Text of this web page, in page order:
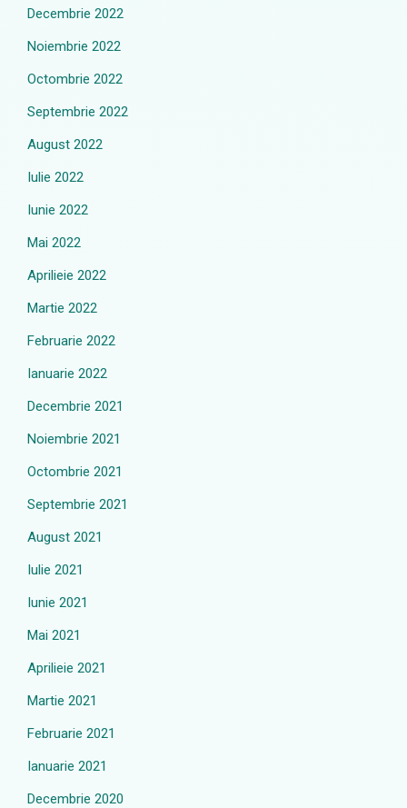
Decembrie 2022
Noiembrie 2022
Octombrie 2022
Septembrie 2022
August 2022
Iulie 2022
Iunie 2022
Mai 2022
Aprilieie 2022
Martie 2022
Februarie 2022
Ianuarie 2022
Decembrie 2021
Noiembrie 2021
Octombrie 2021
Septembrie 2021
August 2021
Iulie 2021
Iunie 2021
Mai 2021
Aprilieie 2021
Martie 2021
Februarie 2021
Ianuarie 2021
Decembrie 2020